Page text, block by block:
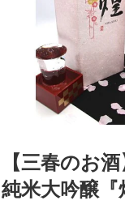
【三春のお
純米大吟醸『